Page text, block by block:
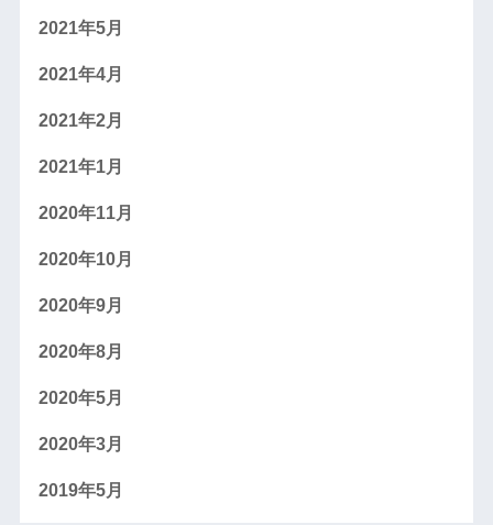
2021年5月
2021年4月
2021年2月
2021年1月
2020年11月
2020年10月
2020年9月
2020年8月
2020年5月
2020年3月
2019年5月